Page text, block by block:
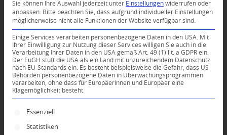
0
KOMMENTARE
Dein Kommentar
An Diskussion beteiligen?
Hinterlassen Sie uns Ihren Kommentar!
Sie können Ihre Auswahl jederzeit unter Einstellungen widerrufen oder
anpassen.
Bitte beachten Sie, dass aufgrund individueller Einstellungen
möglicherweise nicht alle Funktionen der Website verfügbar sind.
Einige Services verarbeiten personenbezogene Daten in den USA. Mit
Ihrer Einwilligung zur Nutzung dieser Services willigen Sie auch in die
Verarbeitung Ihrer Daten in den USA gemäß Art. 49 (1) lit. a GDPR ein.
Der EuGH stuft die USA als ein Land mit unzureichendem Datenschutz
nach EU-Standards ein. Es besteht beispielsweise die Gefahr, dass US-
Behörden personenbezogene Daten in Überwachungsprogrammen
verarbeiten, ohne dass für Europäerinnen und Europäer eine
Klagemöglichkeit besteht.
Es folgt eine Liste der Service-Gruppen, für die
Essenziell
Statistiken